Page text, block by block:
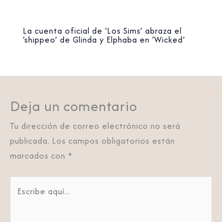
La cuenta oficial de ‘Los Sims’ abraza el
‘shippeo’ de Glinda y Elphaba en ‘Wicked’
Deja un comentario
Tu dirección de correo electrónico no será
publicada. Los campos obligatorios están
marcados con *